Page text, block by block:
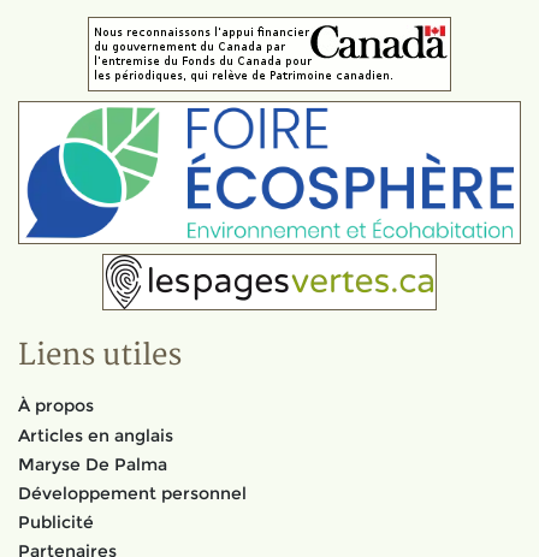
Liens utiles
À propos
Articles en anglais
Maryse De Palma
Développement personnel
Publicité
Partenaires